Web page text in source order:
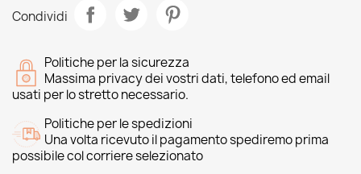
Condividi
Politiche per la sicurezza
Massima privacy dei vostri dati, telefono ed email
usati per lo stretto necessario.
Politiche per le spedizioni
Una volta ricevuto il pagamento spediremo prima
possibile col corriere selezionato